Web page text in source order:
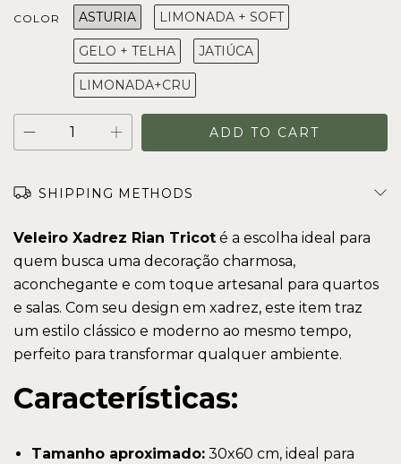
COLOR ASTURIA LIMONADA + SOFT
GELO + TELHA JATIÚCA
LIMONADA+CRU
SHIPPING METHODS
Veleiro Xadrez Rian Tricot é a escolha ideal para
quem busca uma decoração charmosa,
aconchegante e com toque artesanal para quartos
e salas. Com seu design em xadrez, este item traz
um estilo clássico e moderno ao mesmo tempo,
perfeito para transformar qualquer ambiente.
Características:
Tamanho aproximado: 30x60 cm, ideal para